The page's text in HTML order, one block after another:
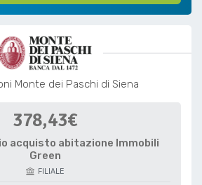
Monte dei Paschi di Siena
378,43€
acquisto abitazione Immobili
Green
FILIALE